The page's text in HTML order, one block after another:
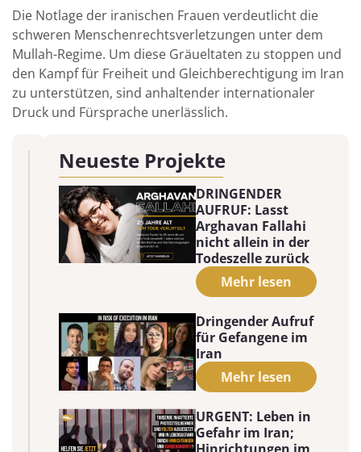
Die Notlage der iranischen Frauen verdeutlicht die
schweren Menschenrechtsverletzungen unter dem
Mullah-Regime. Um diese Gräueltaten zu stoppen und
den Kampf für Freiheit und Gleichberechtigung im Iran
zu unterstützen, sind anhaltender internationaler
Druck und Fürsprache unerlässlich.
Neueste Projekte
DRINGENDER
AUFRUF: Lasst
Arghavan Fallahi
nicht allein in der
Todeszelle zurück
Mehr lesen
Dringender Aufruf
für Gefangene im
Iran
Mehr lesen
URGENT: Leben in
Gefahr im Iran;